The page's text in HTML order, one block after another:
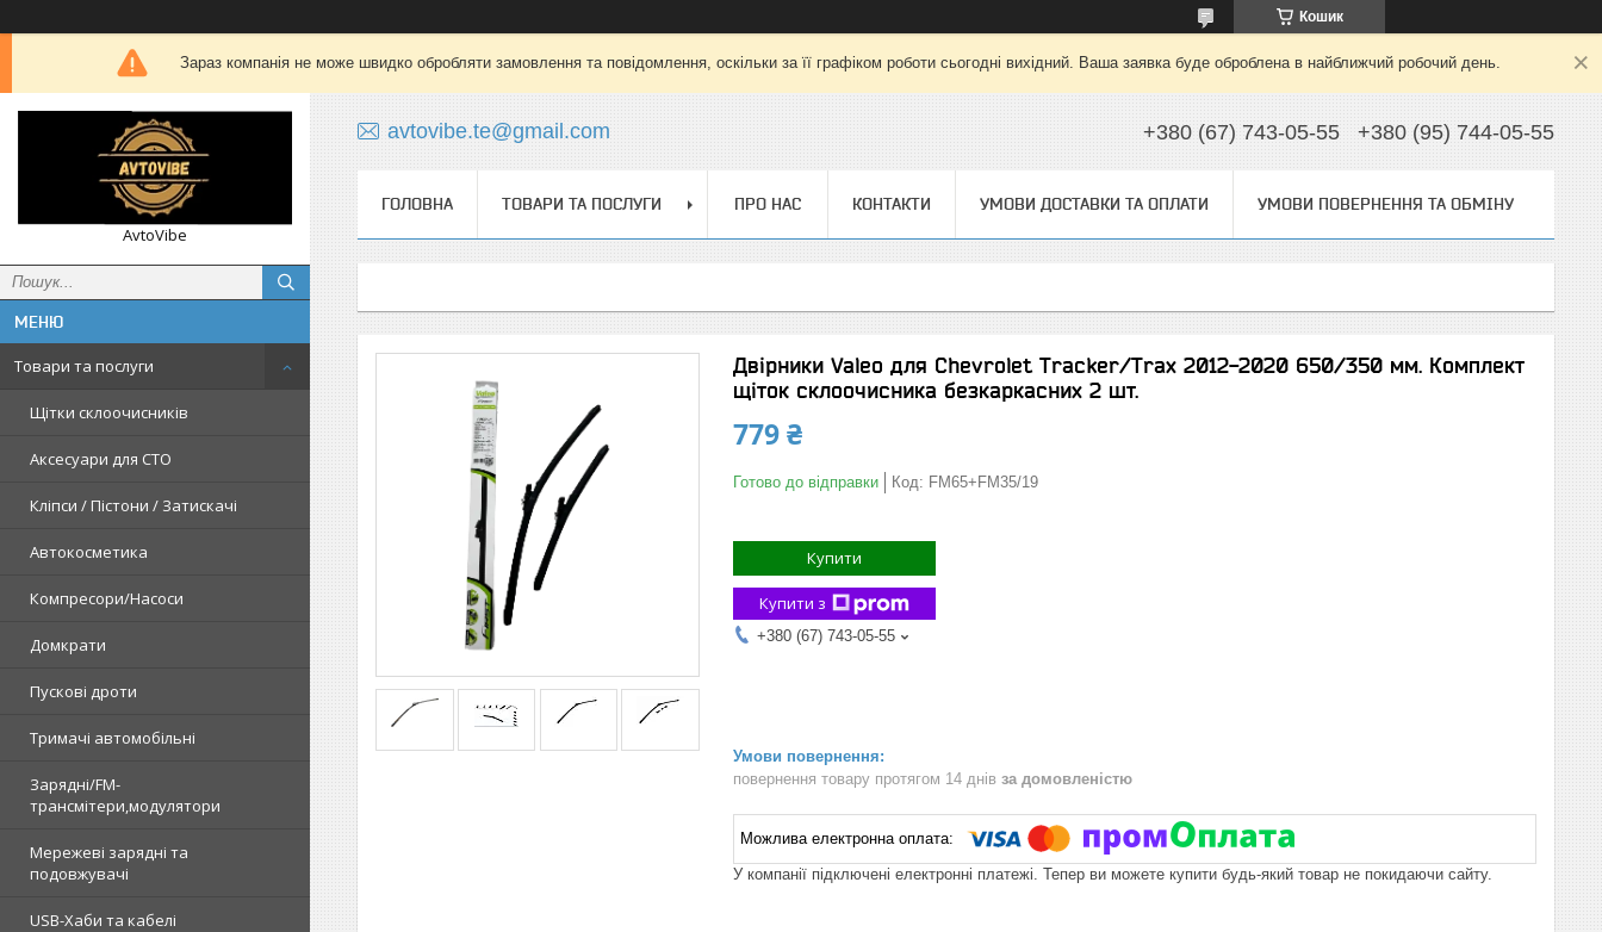
Кошик
Зараз компанія не може швидко обробляти замовлення та повідомлення, оскільки за її графіком роботи сьогодні вихідний. Ваша заявка буде оброблена в найближчий робочий день.
AvtoVibe
Товари та послуги
Щітки склоочисників
Аксесуари для СТО
Кліпси / Пістони / Затискачі
Автокосметика
Компресори/Насоси
Домкрати
Пускові дроти
Тримачі автомобільні
Зарядні/FM-
трансмітери,модулятори
Мережеві зарядні та
подовжувачі
USB-Хаби та кабелі
avtovibe.te@gmail.com +380 (67) 743-05-55 +380 (95) 744-05-55
ГОЛОВНА ТОВАРИ ТА ПОСЛУГИ ПРО НАС КОНТАКТИ УМОВИ ДОСТАВКИ ТА ОПЛАТИ УМОВИ ПОВЕРНЕННЯ ТА ОБМІНУ
Двірники Valeo для Chevrolet Tracker/Trax 2012-2020 650/350 мм. Комплект
щіток склоочисника безкаркасних 2 шт.
779 ₴
Готово до відправки Код: FM65+FM35/19
Купити
Купити з
+380 (67) 743-05-55
повернення товару протягом 14 днів за домовленістю
У компанії підключені електронні платежі. Тепер ви можете купити будь-який товар не покидаючи сайту.